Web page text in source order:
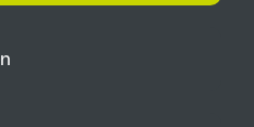
und einen